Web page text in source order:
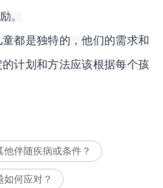
。
都是独特的，他们的需求和
计划和方法应该根据每个孩
伴随疾病或条件？
如何应对？